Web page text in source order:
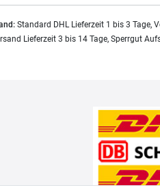
Standard DHL Lieferzeit 1 bis 3 Tage,
Lieferzeit 3 bis 14 Tage, Sperrgut